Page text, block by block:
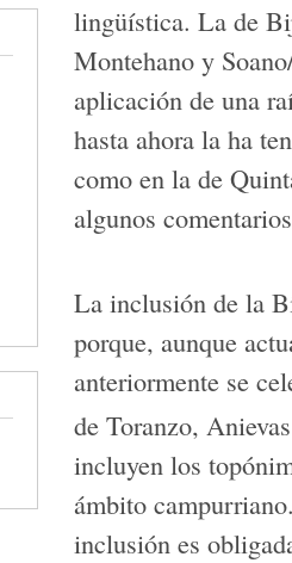
lingüística. La de
Montehano y
aplicación de una
hasta ahora la ha
como en la de
algunos
La inclusión de la
porque, aunque
anteriormente se
de Toranzo,
incluyen los
ámbito
inclusión es